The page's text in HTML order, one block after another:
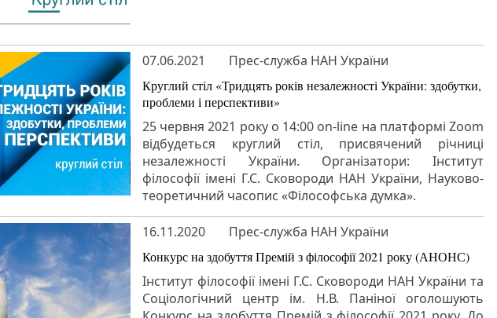
07.06.2021 Прес-служба НАН України
Круглий стіл «Тридцять років незалежності України: здобутки,
проблеми і перспективи»
25 червня 2021 року о 14:00 on-line на платформі Zoom
відбудеться круглий стіл, присвячений річниці
незалежності України. Організатори: Інститут
філософії імені Г.С. Сковороди НАН України, Науково-
теоретичний часопис «Філософська думка».
16.11.2020 Прес-служба НАН України
Конкурс на здобуття Премій з філософії 2021 року (АНОНС)
Інститут філософії імені Г.С. Сковороди НАН України та
Соціологічний центр ім. Н.В. Паніної оголошують